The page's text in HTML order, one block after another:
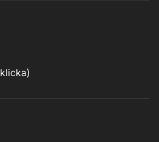
klicka)